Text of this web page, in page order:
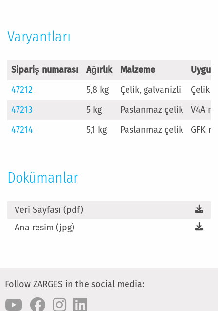
Varyantları
Sipariş numarası Ağırlık Malzeme
47212
5,8 kg Çelik, galvanizli
Çelik
47213
5 kg Paslanmaz çelik
V4A
47214
5,1 kg Paslanmaz çelik GFK
Dokümanlar
Veri Sayfası (pdf)
Ana resim (jpg)
Follow ZARGES in the social media: